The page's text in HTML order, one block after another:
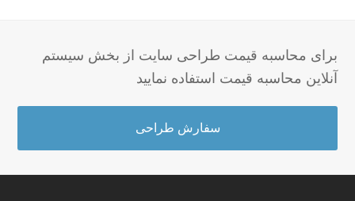
برای محاسبه قیمت طراحی سایت از بخش سیستم
آنلاین محاسبه قیمت استفاده نمایید
سفارش طراحی